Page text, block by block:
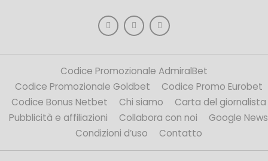
Codice Promozionale AdmiralBet
Codice Promozionale Goldbet
Codice Promo Eurobet
Codice Bonus Netbet
Chi siamo
Carta del giornalista
Pubblicità e affiliazioni
Collabora con noi
Google News
Condizioni d’uso
Contatto